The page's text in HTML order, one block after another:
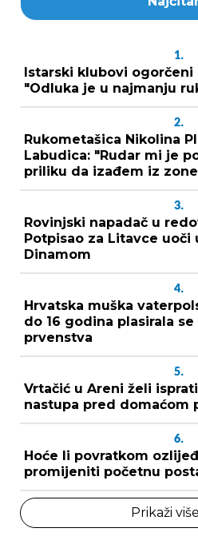
1.
Istarski klubovi ogorčeni
"Odluka je u najmanju
2.
Rukometašica Nikolina
Labudica: "Rudar mi je
priliku da izađem iz
3.
Rovinjski napadač u
Potpisao za Litavce uoči
Dinamom
4.
Hrvatska muška
do 16 godina plasirala
prvenstva
5.
Vrtačić u Areni želi
nastupa pred domaćom
6.
Hoće li povratkom
promijeniti početnu
Prikaži